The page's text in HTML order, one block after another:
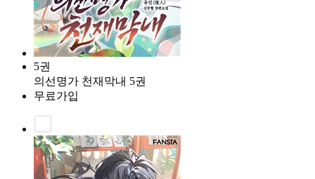
5권
의선명가 천재막내 5권
무료가입